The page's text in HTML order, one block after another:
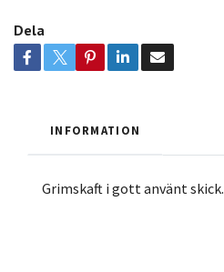
Dela
INFORMATION
Grimskaft i gott använt skick.